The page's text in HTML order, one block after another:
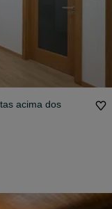
acima dos